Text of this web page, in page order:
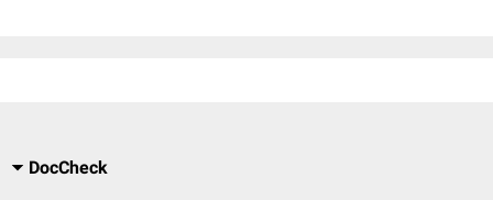
DocCheck